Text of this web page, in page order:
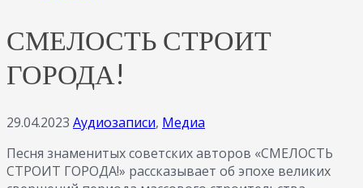
СМЕЛОСТЬ СТРОИТ
ГОРОДА!
29.04.2023 Аудиозаписи, Медиа
Песня знаменитых советских авторов «СМЕЛОСТЬ
СТРОИТ ГОРОДА!» рассказывает об эпохе великих